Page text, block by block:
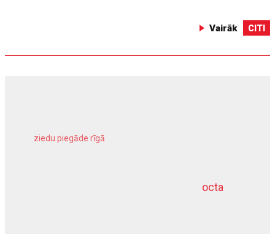
Vairāk CITI
octa
ziedu piegāde rīgā
dziļurbums